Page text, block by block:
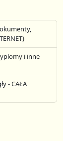
i inne
- CAŁA